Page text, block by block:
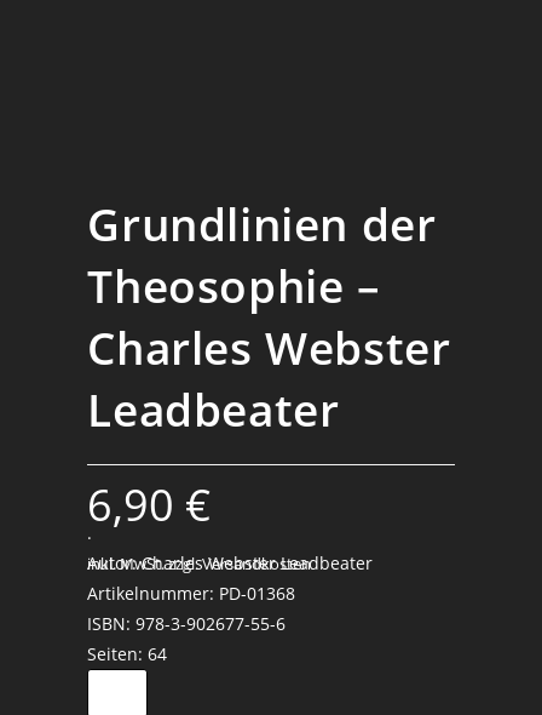
Grundlinien der
Theosophie –
Charles Webster
Leadbeater
6,90 €
inkl. MwSt.zzgl. Versandkosten
.
Autor: Charles Webster Leadbeater
Artikelnummer: PD-01368
ISBN: 978-3-902677-55-6
Seiten: 64